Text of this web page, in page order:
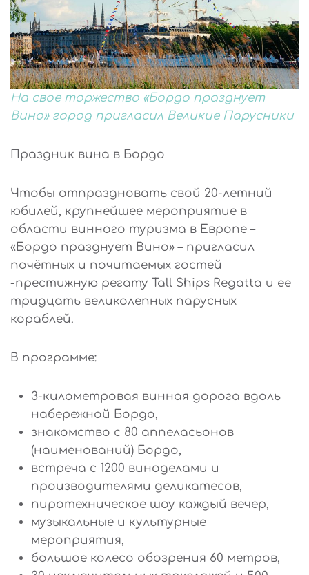
На свое торжество «Бордо празднует
Вино» город пригласил Великие Парусники
Праздник вина в Бордо
Чтобы отпраздновать свой 20-летний
юбилей, крупнейшее мероприятие в
области винного туризма в Европе –
«Бордо празднует Вино» – пригласил
почётных и почитаемых гостей
-престижную регату Tall Ships Regatta и ее
тридцать великолепных парусных
кораблей.
В программе:
3-километровая винная дорога вдоль
набережной Бордо,
знакомство с 80 аппеласьонов
(наименований) Бордо,
встреча с 1200 виноделами и
производителями деликатесов,
пиротехническое шоу каждый вечер,
музыкальные и культурные
мероприятия,
большое колесо обозрения 60 метров,